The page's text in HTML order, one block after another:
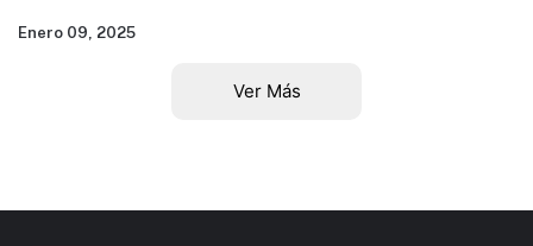
Enero 09, 2025
Ver Más